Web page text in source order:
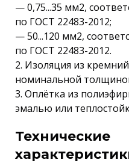
— 0,75...35 мм2,
по ГОСТ 22483-2012;
— 50...120 мм2,
по ГОСТ 22483-2012.
2. Изоляция из
номинальной
3. Оплётка из
эмалью или
Технические